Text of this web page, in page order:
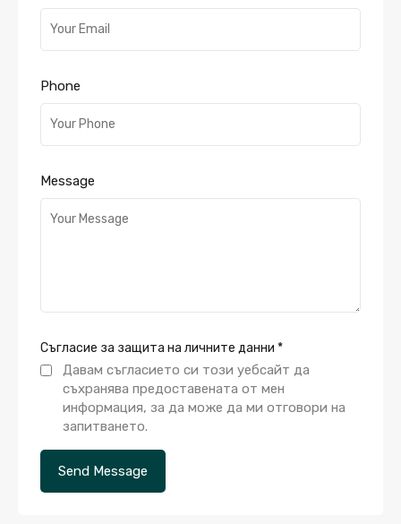
Phone
Message
Съгласие за защита на личните данни *
Давам съгласието си този уебсайт да
съхранява предоставената от мен
информация, за да може да ми отговори на
запитването.